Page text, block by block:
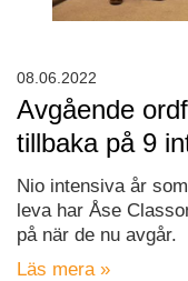
Avgående
tillbaka på 9
Nio intensiva år
leva har Åse
på när de nu avgår.
Läs mera »
08.06.2022